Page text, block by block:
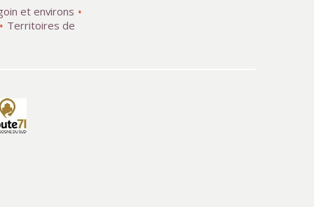
et environs
Territoires de